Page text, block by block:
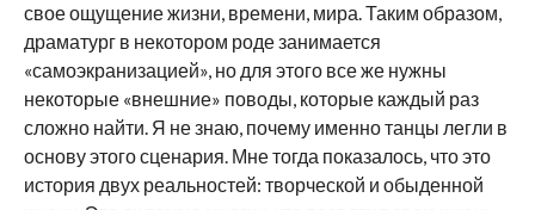
свое ощущение жизни, времени, мира. Таким образом,
драматург в некотором роде занимается
«самоэкранизацией», но для этого все же нужны
некоторые «внешние» поводы, которые каждый раз
сложно найти. Я не знаю, почему именно танцы легли в
основу этого сценария. Мне тогда показалось, что это
история двух реальностей: творческой и обыденной